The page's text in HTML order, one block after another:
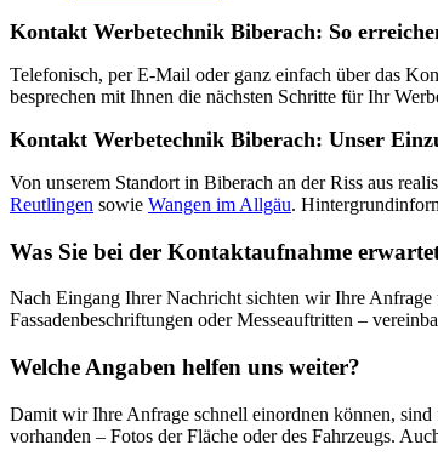
Kontakt Werbetechnik Biberach: So
Telefonisch, per E-Mail oder ganz einfach über das
besprechen mit Ihnen die nächsten Schritte für Ihr
Kontakt Werbetechnik Biberach: Unser
Von unserem Standort in Biberach an der Riss aus
Reutlingen sowie Wangen im Allgäu.
Was Sie bei der Kontaktaufnahme
Nach Eingang Ihrer Nachricht sichten wir Ihre Anfrage
Fassadenbeschriftungen oder Messeauftritten –
Welche Angaben helfen uns weiter?
Damit wir Ihre Anfrage schnell einordnen können,
vorhanden – Fotos der Fläche oder des Fahrzeugs.